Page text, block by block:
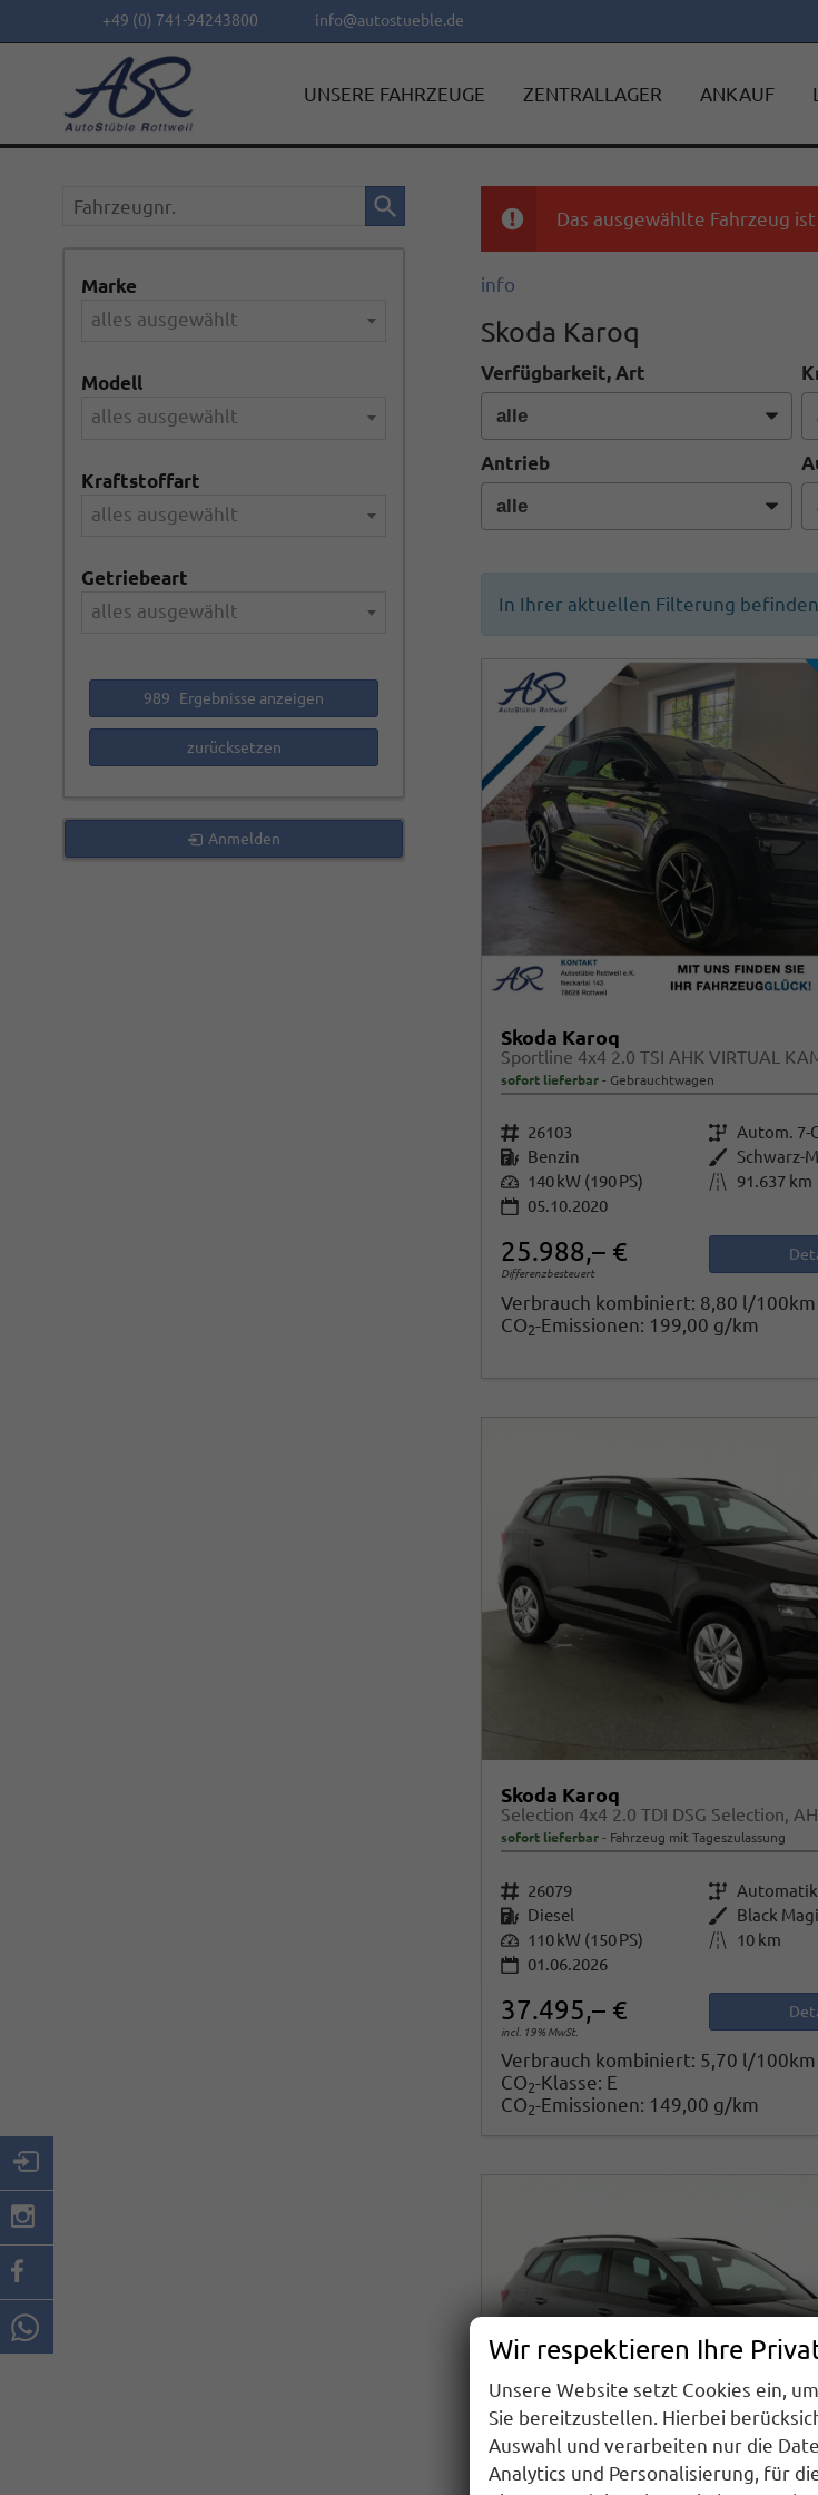
+49 (0) 741-94243800 info@autostueble.de
UNSERE FAHRZEUGE ZENTRALLAGER ANKAUF
Das ausgewählte Fahrzeug
info
Skoda Karoq
Verfügbarkeit, Art
Antrieb
In Ihrer aktuellen Filterung
Skoda Karoq
Sportline 4x4 2.0 TSI AHK VIRTUAL
sofort lieferbar Gebrauchtwagen
Fahrzeugnr. 26103 GetriebeAutom. 7-
Kraftstoff Benzin Außenfarbe
Leistung 140 kW (190 PS) Kilometerstand
91.637 km
05.10.2020
25.988,– €
Differenzbesteuert
Verbrauch kombiniert: 8,80 l/100km
CO2-Emissionen: 199,00 g/km
Skoda Karoq
sofort lieferbar Fahrzeug mit Tageszulassung
Fahrzeugnr. 26079 GetriebeAutomatik
Kraftstoff Diesel Außenfarbe Black
Leistung 110 kW (150 PS) Kilometerstand
10 km
01.06.2026
37.495,– €
incl. 19% MwSt.
Verbrauch kombiniert: 5,70 l/100km
CO2-Klasse: E
CO2-Emissionen: 149,00 g/km
Fahrzeugnr.
Marke
alles ausgewählt
Modell
alles ausgewählt
Kraftstoffart
alles ausgewählt
Getriebeart
alles ausgewählt
989 Ergebnisse anzeigen
zurücksetzen
Anmelden
Wir respektieren Ihre
Unsere Website setzt Cookies ein,
Sie bereitzustellen. Hierbei
Auswahl und verarbeiten nur die
Analytics und Personalisierung, für